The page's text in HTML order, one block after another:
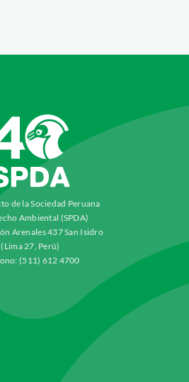
de la Sociedad Peruana
Ambiental (SPDA)
Arenales 437 San Isidro
(Lima 27, Perú)
(511) 612 4700